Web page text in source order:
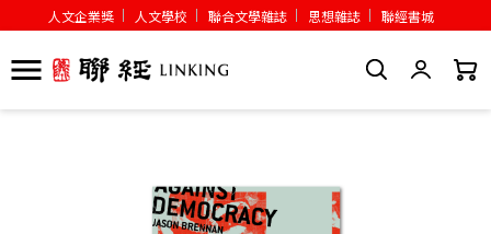
人文企業獎 人文學校 聯合文學雜誌 思想雜誌 聯經書城